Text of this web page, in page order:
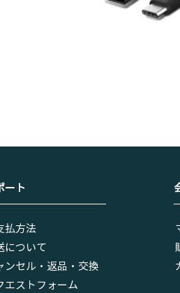
ート
払方法
について
ンセル・返品・交換
エストフォーム